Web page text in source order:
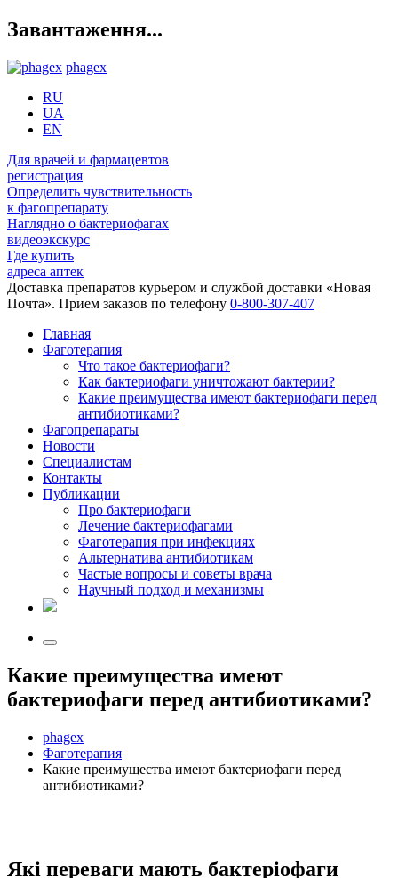
Завантаження...
phagex
RU
UA
EN
Для врачей и фармацевтов
регистрация
Определить чувствительность
к фагопрепарату
Наглядно о бактериофагах
видеоэкскурс
Где купить
адреса аптек
Доставка препаратов курьером и службой доставки «Новая
Почта». Прием заказов по телефону 0-800-307-407
Главная
Фаготерапия
Что такое бактериофаги?
Как бактериофаги уничтожают бактерии?
Какие преимущества имеют бактериофаги перед
антибиотиками?
Фагопрепараты
Новости
Специалистам
Контакты
Публикации
Про бактериофаги
Лечение бактериофагами
Фаготерапия при инфекциях
Альтернатива антибиотикам
Частые вопросы и советы врача
Научный подход и механизмы
Какие преимущества имеют
бактериофаги перед антибиотиками?
phagex
Фаготерапия
Какие преимущества имеют бактериофаги перед
антибиотиками?
Які переваги мають бактеріофаги